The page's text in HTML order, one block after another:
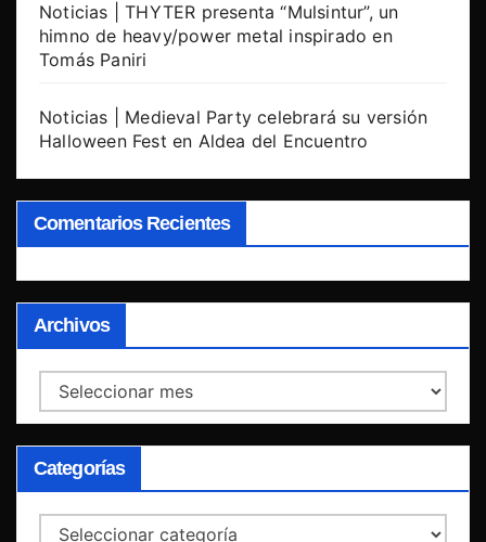
Noticias | THYTER presenta “Mulsintur”, un
himno de heavy/power metal inspirado en
Tomás Paniri
Noticias | Medieval Party celebrará su versión
Halloween Fest en Aldea del Encuentro
Comentarios Recientes
Archivos
Archivos
Categorías
Categorías